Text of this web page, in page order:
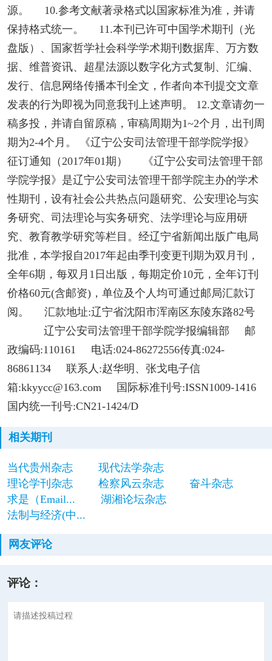
源。 10.参考文献著录格式以国家标准为准，并请
保持格式统一。 11.本刊已许可中国学术期刊（光
盘版）、国家哲学社会科学学术期刊数据库、万方数
据、维普资讯、超星法源以数字化方式复制、汇编、
发行、信息网络传播本刊全文，作者向本刊提交文章
发表的行为即视为同意我刊上述声明。 12.文章请勿一
稿多投，并请自留原稿，审稿周期为1~2个月，出刊周
期为2-4个月。 《辽宁公安司法管理干部学院学报》
征订通知（2017年01期） 《辽宁公安司法管理干部
学院学报》是辽宁公安司法管理干部学院主办的学术
性期刊，设有社会公共热点问题研究、公安理论与实
务研究、司法理论与实务研究、法学理论与应用研
究、教育教学研究等栏目。经辽宁省新闻出版广电局
批准，本学报自2017年起由季刊变更刊期为双月刊，
全年6期，每双月1日出版，每期定价10元，全年订刊
价格60元(含邮资)，单位及个人均可通过邮局汇款订
阅。 汇款地址:辽宁省沈阳市浑南区东陵东路82号
辽宁公安司法管理干部学院学报编辑部 邮
政编码:110161 电话:024-86272556传真:024-
86861134 联系人:赵华明、张戈电子信
箱:kkyycc@163.com 国际标准刊号:ISSN1009-1416
国内统一刊号:CN21-1424/D
相关期刊
当代贵州杂志
现代法学杂志
理论学刊杂志
检察风云杂志
奋斗杂志
求是（Email...
湖湘论坛杂志
法制与经济(中...
网友评论
评论：